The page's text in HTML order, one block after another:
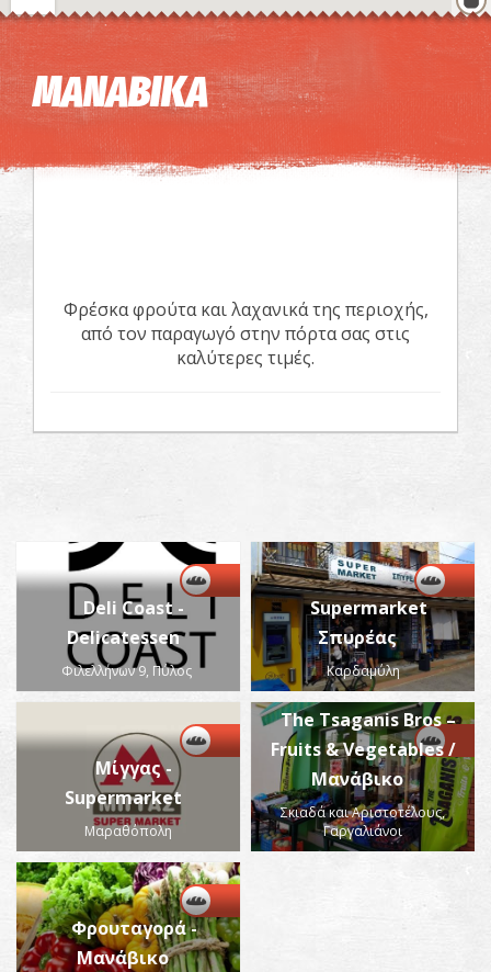
Η εικόνα ενδέχεται να υπόκειται σε πνευματικά δικαιώματα Όροι
ΜΑΝΑΒΙΚΑ
Φρέσκα φρούτα και λαχανικά της περιοχής,
από τον παραγωγό στην πόρτα σας στις
καλύτερες τιμές.
Deli Coast -
Delicatessen
Φιλελλήνων 9, Πύλος
Supermarket
Σπυρέας
Καρδαμύλη
Μίγγας -
Supermarket
Μαραθόπολη
Τhe Tsaganis Bros –
Fruits & Vegetables /
Μανάβικο
Σκιαδά και Αριστοτέλους,
Γαργαλιάνοι
Φρουταγορά -
Μανάβικο